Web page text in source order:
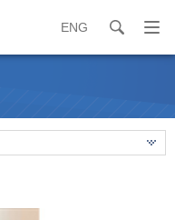
ENG search
打
開